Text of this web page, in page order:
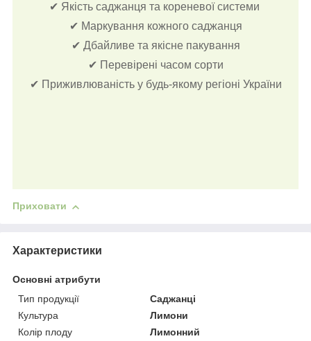
✔ Якість саджанця та кореневої системи
✔ Маркування кожного саджанця
✔ Дбайливе та якісне пакування
✔ Перевірені часом сорти
✔ Приживлюваність у будь-якому регіоні України
Приховати
Характеристики
Основні атрибути
Тип продукції
Саджанці
Культура
Лимони
Колір плоду
Лимонний